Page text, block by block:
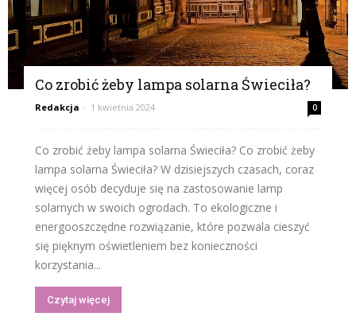
Co zrobić żeby lampa solarna Świeciła?
Redakcja - 1 kwietnia 2024 0
Co zrobić żeby lampa solarna Świeciła? Co zrobić żeby
lampa solarna Świeciła? W dzisiejszych czasach, coraz
więcej osób decyduje się na zastosowanie lamp
solarnych w swoich ogrodach. To ekologiczne i
energooszczędne rozwiązanie, które pozwala cieszyć
się pięknym oświetleniem bez konieczności
korzystania...
Czytaj więcej